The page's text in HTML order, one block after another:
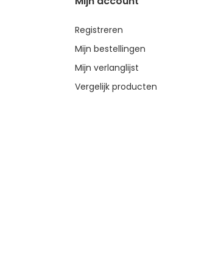
Registreren
Mijn bestellingen
Mijn verlanglijst
Vergelijk producten